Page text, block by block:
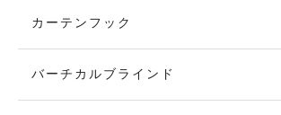
カーテンフック
バーチカルブラインド